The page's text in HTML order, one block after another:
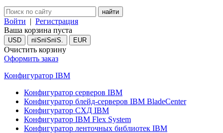
Войти | Регистрация
Ваша корзина пуста
USD пїЅпїЅпїЅ. EUR
Очистить корзину
Оформить заказ
Конфигуратор IBM
Конфигуратор серверов IBM
Конфигуратор блейд-серверов IBM BladeCenter
Конфигуратор СХД IBM
Конфигуратор IBM Flex System
Конфигуратор ленточных библиотек IBM